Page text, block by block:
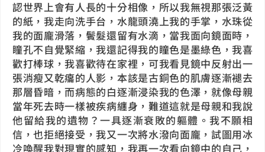
認世界上會有人長的十分相像，所以我無視那張泛黃
的紙，我走向洗手台，水龍頭澆上我的手掌，水珠從
我的面龐滑落，鬢髮還留有水滴，當我面向鏡面時，
瞳孔不自覺緊縮，我還記得我的瞳色是墨綠色，我喜
歡打棒球，我喜歡待在家裡，可我看見鏡中反射出一
張消瘦又乾癟的人影，本該是古銅色的肌膚逐漸褪去
那層昏暗，而病態的白逐漸浸染我的色澤，就像母親
當年死去時一樣被疾病纏身，難道這就是母親和我說
他留給我的遺物？一具逐漸衰敗的軀體。我不願相
信，也拒絕接受，我又一次將水潑向面龐，試圖用冰
冷喚醒我對現實的感知，我再一次看向鏡中的自己，